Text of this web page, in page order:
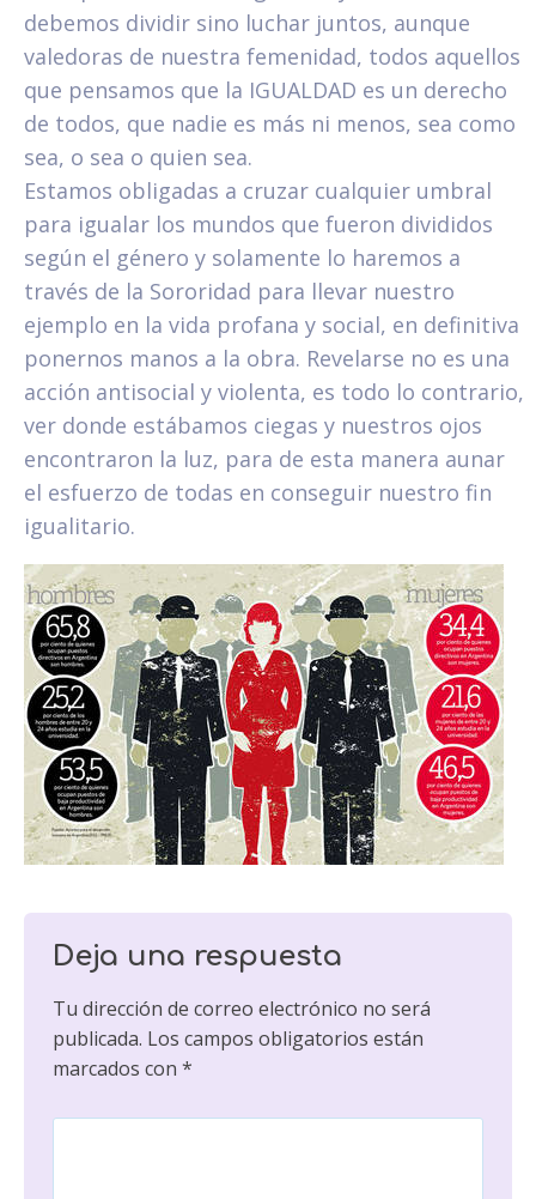
debemos dividir sino luchar juntos, aunque
valedoras de nuestra femenidad, todos aquellos
que pensamos que la IGUALDAD es un derecho
de todos, que nadie es más ni menos, sea como
sea, o sea o quien sea.
Estamos obligadas a cruzar cualquier umbral
para igualar los mundos que fueron divididos
según el género y solamente lo haremos a
través de la Sororidad para llevar nuestro
ejemplo en la vida profana y social, en definitiva
ponernos manos a la obra. Revelarse no es una
acción antisocial y violenta, es todo lo contrario,
ver donde estábamos ciegas y nuestros ojos
encontraron la luz, para de esta manera aunar
el esfuerzo de todas en conseguir nuestro fin
igualitario.
Deja una respuesta
Tu dirección de correo electrónico no será
publicada. Los campos obligatorios están
marcados con *